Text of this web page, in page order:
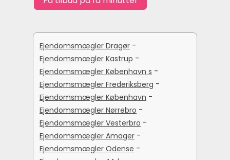
Ejendomsmægler Dragør -
Ejendomsmægler Kastrup -
Ejendomsmægler København s -
Ejendomsmægler Frederiksberg -
Ejendomsmægler København -
Ejendomsmægler Nørrebro -
Ejendomsmægler Vesterbro -
Ejendomsmægler Amager -
Ejendomsmægler Odense -